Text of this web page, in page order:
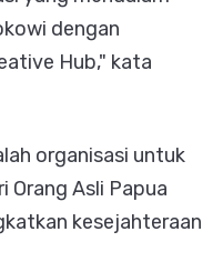
dengan
Hub," kata
organisasi untuk
Orang Asli Papua
kesejahteraan